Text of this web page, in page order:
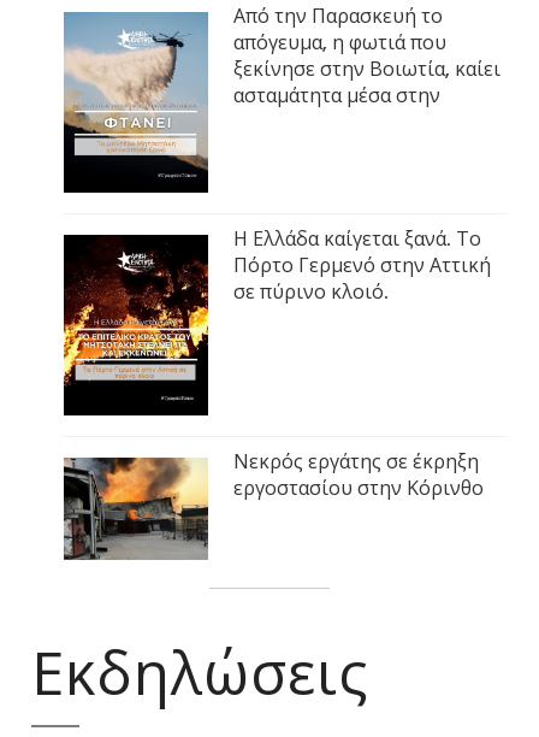
Από την Παρασκευή το
απόγευμα, η φωτιά που
ξεκίνησε στην Βοιωτία, καίει
ασταμάτητα μέσα στην
Η Ελλάδα καίγεται ξανά. Το
Πόρτο Γερμενό στην Αττική
σε πύρινο κλοιό.
Νεκρός εργάτης σε έκρηξη
εργοστασίου στην Κόρινθο
Εκδηλώσεις